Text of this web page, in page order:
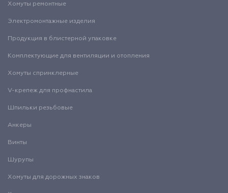
Хомуты ремонтные
Электромонтажные изделия
Продукция в блистерной упаковке
Комплектующие для вентиляции и отопления
Хомуты спринклерные
V-крепеж для профнастила
Шпильки резьбовые
Анкеры
Винты
Шурупы
Хомуты для дорожных знаков